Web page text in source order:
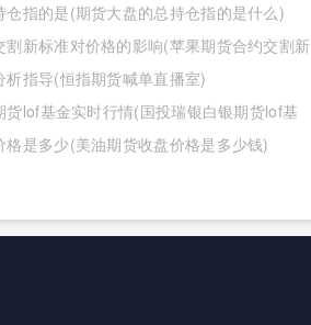
仓指的是(期货大盘的总持仓指的是什么)
割新标准对价格的影响(苹果期货合约交割新
哪些)
析指导(恒指期货喊单直播室)
货lof基金实时行情(国投瑞银白银期货lof基
格是多少(美油期货收盘价格是多少钱)